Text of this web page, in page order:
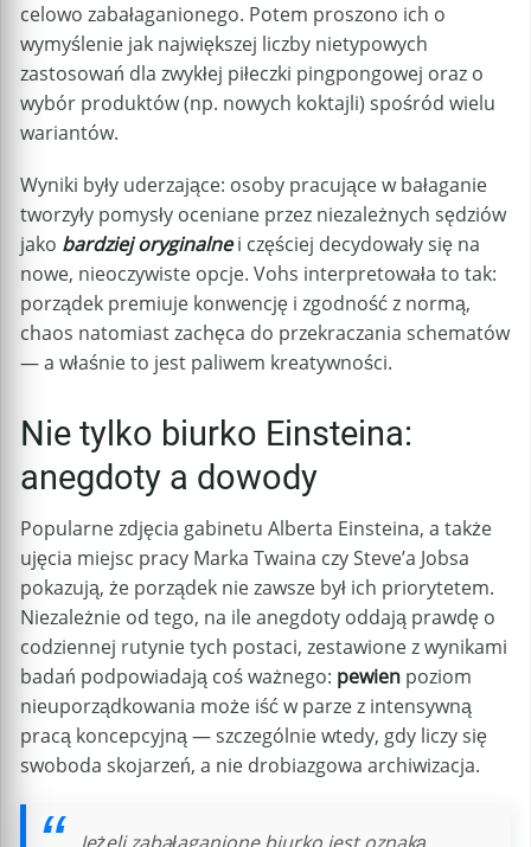
celowo zabałaganionego. Potem proszono ich o
wymyślenie jak największej liczby nietypowych
zastosowań dla zwykłej piłeczki pingpongowej oraz o
wybór produktów (np. nowych koktajli) spośród wielu
wariantów.
Wyniki były uderzające: osoby pracujące w bałaganie
tworzyły pomysły oceniane przez niezależnych sędziów
jako bardziej oryginalnei częściej decydowały się na
nowe, nieoczywiste opcje. Vohs interpretowała to tak:
porządek premiuje konwencję i zgodność z normą,
chaos natomiast zachęca do przekraczania schematów
— a właśnie to jest paliwem kreatywności.
Nie tylko biurko Einsteina:
anegdoty a dowody
Popularne zdjęcia gabinetu Alberta Einsteina, a także
ujęcia miejsc pracy Marka Twaina czy Steve’a Jobsa
pokazują, że porządek nie zawsze był ich priorytetem.
Niezależnie od tego, na ile anegdoty oddają prawdę o
codziennej rutynie tych postaci, zestawione z wynikami
badań podpowiadają coś ważnego: pewien poziom
nieuporządkowania może iść w parze z intensywną
pracą koncepcyjną — szczególnie wtedy, gdy liczy się
swoboda skojarzeń, a nie drobiazgowa archiwizacja.
„Jeżeli zabałaganione biurko jest oznaką